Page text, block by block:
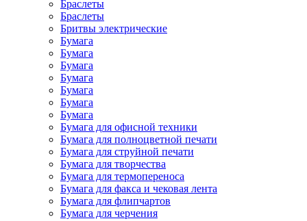
Браслеты
Браслеты
Бритвы электрические
Бумага
Бумага
Бумага
Бумага
Бумага
Бумага
Бумага
Бумага для офисной техники
Бумага для полноцветной печати
Бумага для струйной печати
Бумага для творчества
Бумага для термопереноса
Бумага для факса и чековая лента
Бумага для флипчартов
Бумага для черчения